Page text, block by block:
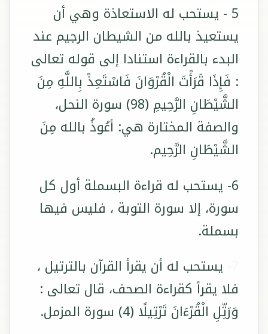
5 - يستحب له الاستعاذة وهي أن
يستعيذ بالله من الشيطان الرجيم عند
البدء بالقراءة استنادا إلى قوله تعالى
: فَإِذَا قَرَأْتَ الْقُرْوَانَ فَاسْتَعِذْ بِاللَّهِ مِنَ
الشَّيْطَانِ الرَّحِيمِ (98) سورة النحل،
والصفة المختارة هي: أعُوذُ بالله مِنَ
الشَّيْطَانِ الرَّحِيم.
6- يستحب له قراءة البسملة أول كل
سورة، إلا سورة التوبة ، فليس فيها
بسملة.
يستحب له أن يقرأ القرآن بالترتيل ،
فلا يقرأ كقراءة الصحف، قال تعالى :
وَرَتِّلِ الْقُرْءَانَ تَرْتِيلًا (4) سورة المزمل.